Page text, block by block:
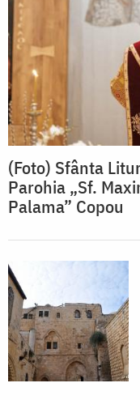
(Foto) Sfânta
Parohia „Sf.
Palama” Copou